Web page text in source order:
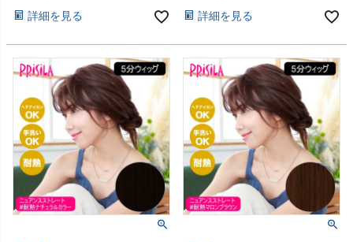
配便送料無料】(6057730)
詳細を見る
配便送料無料】(6057728)
詳細を見る